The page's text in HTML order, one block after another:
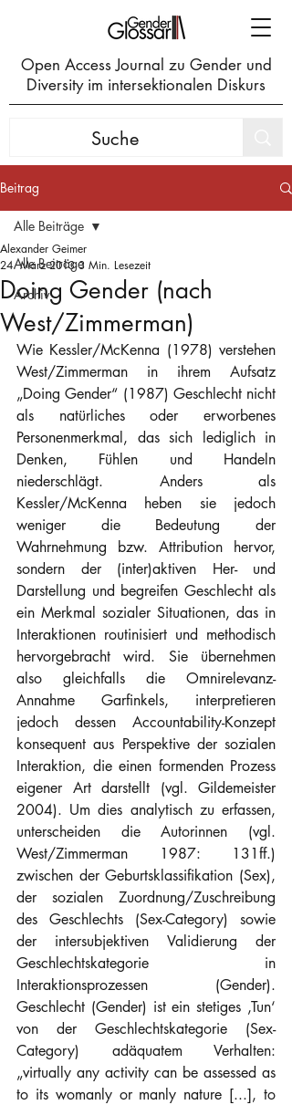
Open Access Journal zu Gender und
Diversity im intersektionalen Diskurs
Beitrag
Alle Beiträge
Archiv
Alle Beiträge
Doing Gender (nach
West/Zimmerman)
Alexander Geimer
24. März 2013 3 Min. Lesezeit
Wie Kessler/McKenna (1978) verstehen
West/Zimmerman in ihrem Aufsatz
„Doing Gender“ (1987) Geschlecht nicht
als natürliches oder erworbenes
Personenmerkmal, das sich lediglich in
Denken, Fühlen und Handeln
niederschlägt. Anders als
Kessler/McKenna heben sie jedoch
weniger die Bedeutung der
Wahrnehmung bzw. Attribution hervor,
sondern der (inter)aktiven Her- und
Darstellung und begreifen Geschlecht als
ein Merkmal sozialer Situationen, das in
Interaktionen routinisiert und methodisch
hervorgebracht wird. Sie übernehmen
also gleichfalls die Omnirelevanz-
Annahme Garfinkels, interpretieren
jedoch dessen Accountability-Konzept
konsequent aus Perspektive der sozialen
Interaktion, die einen formenden Prozess
eigener Art darstellt (vgl. Gildemeister
2004). Um dies analytisch zu erfassen,
unterscheiden die Autorinnen (vgl.
West/Zimmerman 1987: 131ff.)
zwischen der Geburtsklassifikation (Sex),
der sozialen Zuordnung/Zuschreibung
des Geschlechts (Sex-Category) sowie
der intersubjektiven Validierung der
Geschlechtskategorie in
Interaktionsprozessen (Gender).
Geschlecht (Gender) ist ein stetiges ‚Tun‘
von der Geschlechtskategorie (Sex-
Category) adäquatem Verhalten:
„virtually any activity can be assessed as
to its womanly or manly nature [...], to